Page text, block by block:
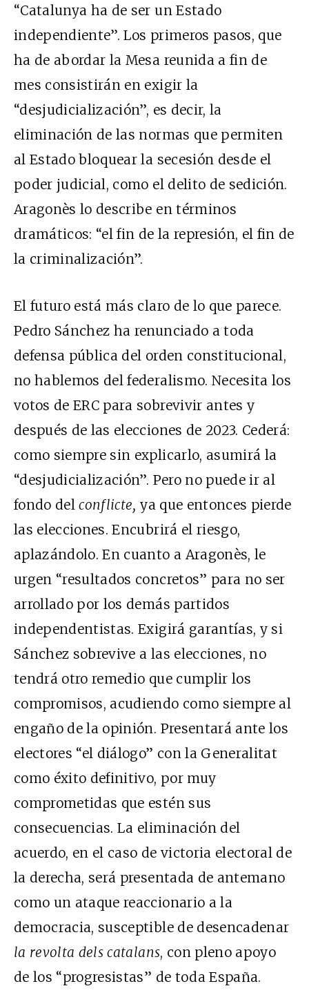
“Catalunya ha de ser un Estado
independiente”. Los primeros pasos, que
ha de abordar la Mesa reunida a fin de
mes consistirán en exigir la
“desjudicialización”, es decir, la
eliminación de las normas que permiten
al Estado bloquear la secesión desde el
poder judicial, como el delito de sedición.
Aragonès lo describe en términos
dramáticos: “el fin de la represión, el fin de
la criminalización”.
El futuro está más claro de lo que parece.
Pedro Sánchez ha renunciado a toda
defensa pública del orden constitucional,
no hablemos del federalismo. Necesita los
votos de ERC para sobrevivir antes y
después de las elecciones de 2023. Cederá:
como siempre sin explicarlo, asumirá la
“desjudicialización”. Pero no puede ir al
fondo delconflicte, ya que entonces pierde
las elecciones. Encubrirá el riesgo,
aplazándolo. En cuanto a Aragonès, le
urgen “resultados concretos” para no ser
arrollado por los demás partidos
independentistas. Exigirá garantías, y si
Sánchez sobrevive a las elecciones, no
tendrá otro remedio que cumplir los
compromisos, acudiendo como siempre al
engaño de la opinión. Presentará ante los
electores “el diálogo” con la Generalitat
como éxito definitivo, por muy
comprometidas que estén sus
consecuencias. La eliminación del
acuerdo, en el caso de victoria electoral de
la derecha, será presentada de antemano
como un ataque reaccionario a la
democracia, susceptible de desencadenar
la revolta dels catalans, con pleno apoyo
de los “progresistas” de toda España.